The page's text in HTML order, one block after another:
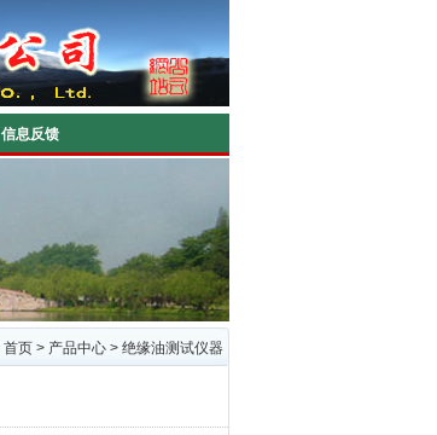
信息反馈
首页 > 产品中心 > 绝缘油测试仪器